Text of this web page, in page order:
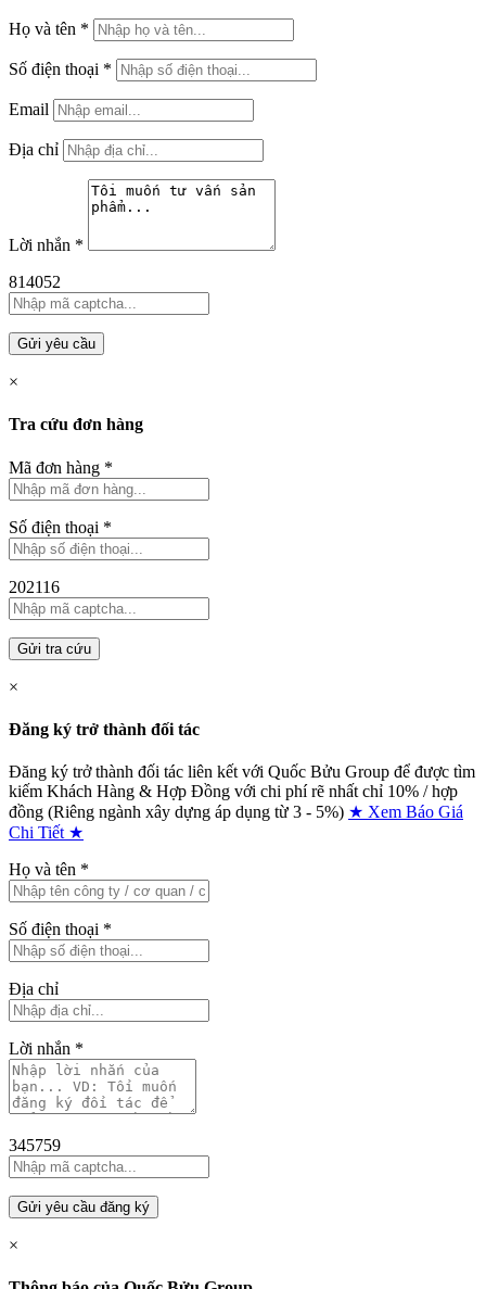
Họ và tên *
Số điện thoại *
Email
Địa chỉ
Lời nhắn *
814052
Gửi yêu cầu
×
Tra cứu đơn hàng
Mã đơn hàng *
Số điện thoại *
202116
Gửi tra cứu
×
Đăng ký trở thành đối tác
Đăng ký trở thành đối tác liên kết với Quốc Bửu Group để được tìm
kiếm Khách Hàng & Hợp Đồng với chi phí rẽ nhất chỉ 10% / hợp
đồng (Riêng ngành xây dựng áp dụng từ 3 - 5%) ★ Xem Báo Giá
Chi Tiết ★
Họ và tên *
Số điện thoại *
Địa chỉ
Lời nhắn *
345759
Gửi yêu cầu đăng ký
×